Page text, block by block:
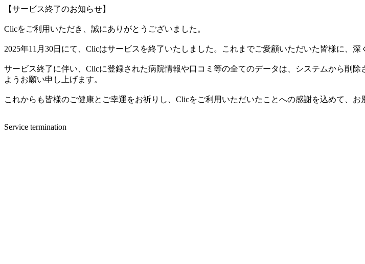
【サービス終了のお知らせ】
Clicをご利用いただき、誠にありがとうございました。
2025年11月30日にて、Clicはサービスを終了いたしました。これまでご愛顧いただいた皆様に、深
サービス終了に伴い、Clicに登録された病院情報や口コミ等の全てのデータは、システムから削
ようお願い申し上げます。
これからも皆様のご健康とご幸運をお祈りし、Clicをご利用いただいたことへの感謝を込めて、お
Service termination